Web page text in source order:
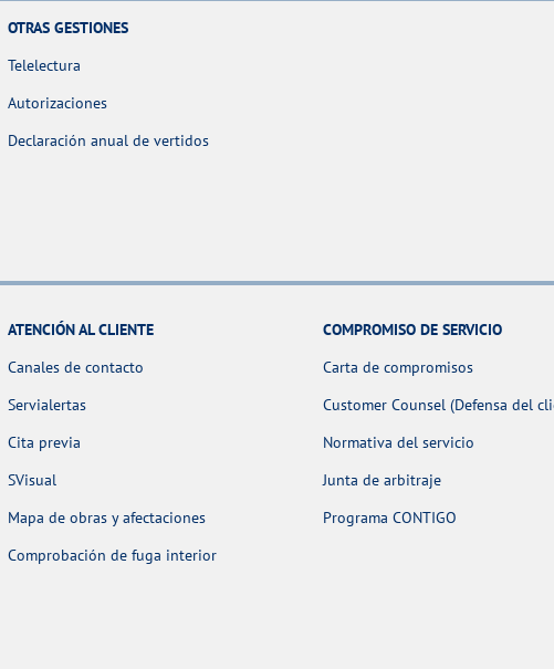
OTRAS GESTIONES
Telelectura
Autorizaciones
Declaración anual de vertidos
ATENCIÓN AL CLIENTE
Canales de contacto
Servialertas
Cita previa
SVisual
Mapa de obras y afectaciones
Comprobación de fuga interior
COMPROMISO DE SERVICIO
Carta de compromisos
Customer Counsel (Defensa del
Normativa del servicio
Junta de arbitraje
Programa CONTIGO